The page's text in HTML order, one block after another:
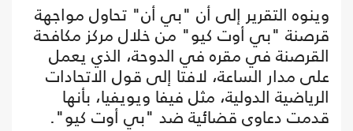
وينوه التقرير إلى أن "بي أن" تحاول مواجهة
قرصنة "بي أوت كيو" من خلال مركز مكافحة
القرصنة في مقره في الدوحة، الذي يعمل
على مدار الساعة، لافتا إلى قول الاتحادات
الرياضية الدولية، مثل فيفا ويويفيا، بأنها
قدمت دعاوى قضائية ضد "بي أوت كيو".